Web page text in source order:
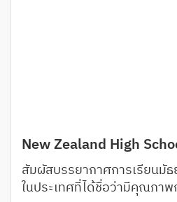
New Zealand High
สัมผัสบรรยากาศการเรียนมั
ในประเทศที่ได้ชื่อว่ามีคุณภา